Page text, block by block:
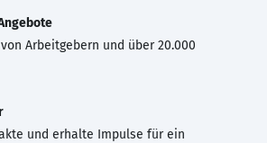
Arbeitgebern und über 20.000
und erhalte Impulse für ein